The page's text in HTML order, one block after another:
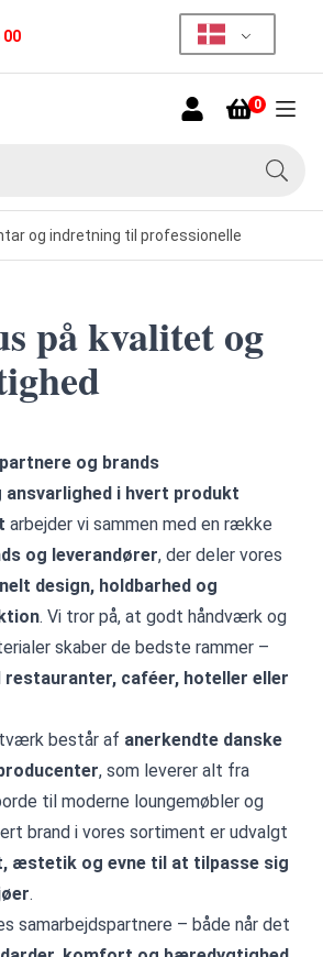
00
0
Menu
Søg
og indretning til professionelle
på kvalitet og
og brands
ansvarlighed i hvert produkt
arbejder vi sammen med en række
og leverandører, der deler vores
design, holdbarhed og
. Vi tror på, at godt håndværk og
skaber de bedste rammer –
restauranter, caféer, hoteller eller
består af anerkendte danske
, som leverer alt fra
til moderne loungemøbler og
brand i vores sortiment er udvalgt
æstetik og evne til at tilpasse sig
.
samarbejdspartnere – både når det